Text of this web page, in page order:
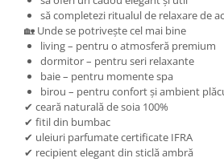
să completezi ritualul de relaxare de
🏡 Unde se potrivește cel mai bine
living – pentru o atmosferă premium
dormitor – pentru seri relaxante
baie – pentru momente spa
birou – pentru confort și ambient
✔ ceară naturală de soia 100%
✔ fitil din bumbac
✔ uleiuri parfumate certificate IFRA
✔ recipient elegant din sticlă ambră